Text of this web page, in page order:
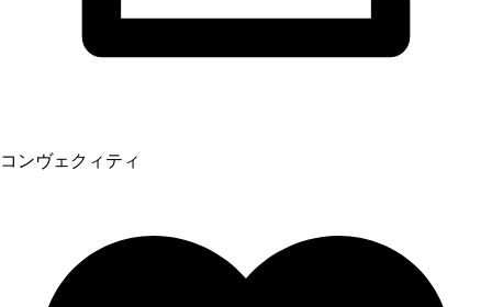
コンヴェクィティ